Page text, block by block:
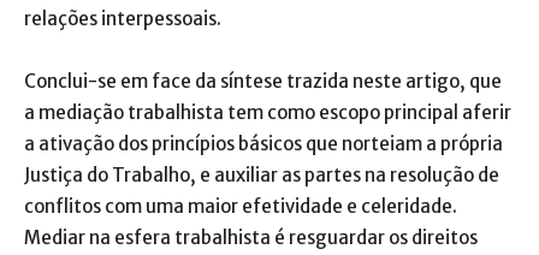
relações interpessoais.
Conclui-se em face da síntese trazida neste artigo, que
a mediação trabalhista tem como escopo principal aferir
a ativação dos princípios básicos que norteiam a própria
Justiça do Trabalho, e auxiliar as partes na resolução de
conflitos com uma maior efetividade e celeridade.
Mediar na esfera trabalhista é resguardar os direitos